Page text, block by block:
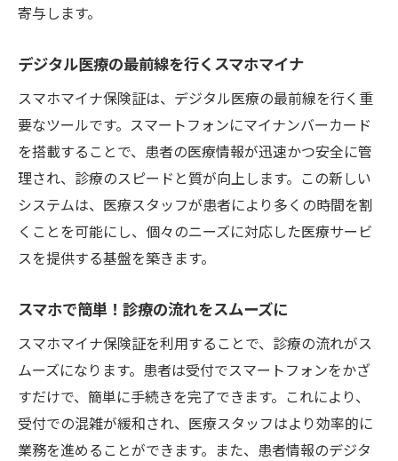
寄与します。
デジタル医療の最前線を行くスマホマイナ
スマホマイナ保険証は、デジタル医療の最前線を行く重
要なツールです。スマートフォンにマイナンバーカード
を搭載することで、患者の医療情報が迅速かつ安全に管
理され、診療のスピードと質が向上します。この新しい
システムは、医療スタッフが患者により多くの時間を割
くことを可能にし、個々のニーズに対応した医療サービ
スを提供する基盤を築きます。
スマホで簡単！診療の流れをスムーズに
スマホマイナ保険証を利用することで、診療の流れがス
ムーズになります。患者は受付でスマートフォンをかざ
すだけで、簡単に手続きを完了できます。これにより、
受付での混雑が緩和され、医療スタッフはより効率的に
業務を進めることができます。また、患者情報のデジタ